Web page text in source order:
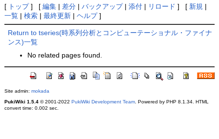
[ トップ] [ 編集| 差分| バックアップ| 添付| リロード ] [ 新規 |
一覧| 検索| 最終更新| ヘルプ]
Return to tseries(時系列分析とコンピューテーショナル・ファイナ
ンス)一覧
No related pages found.
Site admin: mokada
PukiWiki 1.5.4© 2001-2022 PukiWiki Development Team. Powered by PHP 8.1.34. HTML
convert time: 0.002 sec.